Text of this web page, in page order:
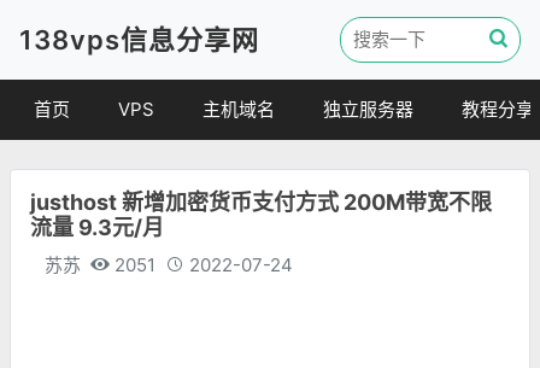
138vps信息分享网
首页 VPS
便宜VPS
VPS评测
主机域名
虚拟主机
独立服务器 教程分享
建站教程
justhost 新增加密货币支付方式 200M带宽不限
流量 9.3元/月
苏苏 2051 2022-07-24